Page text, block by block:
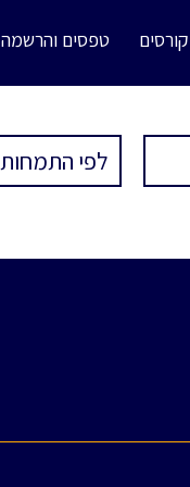
קורסים טפסים והרשמה